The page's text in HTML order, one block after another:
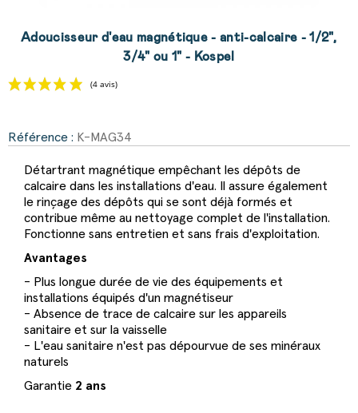
Adoucisseur d'eau magnétique - anti-calcaire - 1/2",
3/4" ou 1" - Kospel
Référence : K-MAG34
Détartrant magnétique empêchant les dépôts de
calcaire dans les installations d'eau. Il assure également
le rinçage des dépôts qui se sont déjà formés et
contribue même au nettoyage complet de l'installation.
Fonctionne sans entretien et sans frais d'exploitation.
Avantages
- Plus longue durée de vie des équipements et
installations équipés d'un magnétiseur
- Absence de trace de calcaire sur les appareils
sanitaire et sur la vaisselle
- L'eau sanitaire n'est pas dépourvue de ses minéraux
naturels
Garantie 2 ans